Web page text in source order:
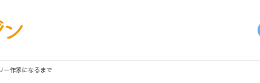
ー作家になるまで